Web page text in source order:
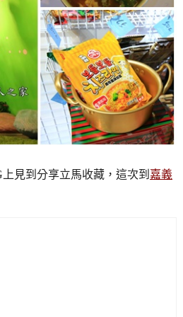
見到分享立馬收藏，這次到 嘉義